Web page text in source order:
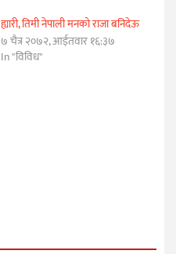
ह्यारी, तिमी नेपाली मनको राजा बनिदेऊ
७ चैत्र २०७२, आईतवार १६:३७
In "विविध"